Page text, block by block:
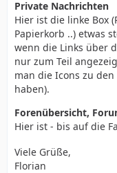
Private Nachrichten
Hier ist die linke Box
Papierkorb ..) etwas
wenn die Links über
nur zum Teil
man die Icons zu
haben).
Forenübersicht,
Hier ist - bis auf die
Viele Grüße,
Florian